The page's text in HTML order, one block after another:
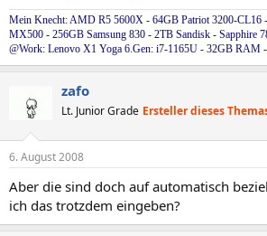
Mein Knecht: AMD R5 5600X - 64GB Patriot 3200-CL16
MX500 - 256GB Samsung 830 - 2TB Sandisk - Sapphire
@Work: Lenovo X1 Yoga 6.Gen: i7-1165U - 32GB RAM
zafo
Lt. Junior Grade Ersteller dieses
6. August 2008
Aber die sind doch auf automatisch
ich das trotzdem eingeben?